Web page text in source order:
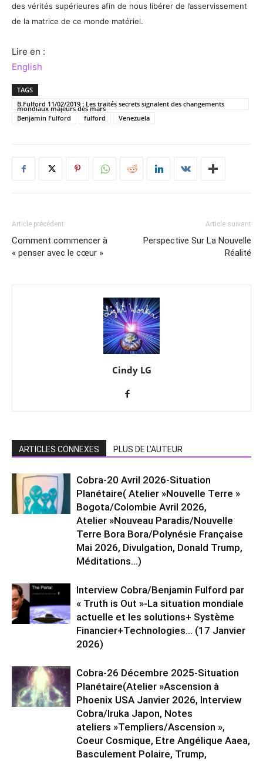
des vérités supérieures afin de nous libérer de l’asservissement
de la matrice de ce monde matériel.
Lire en :
English
TAGS
B.Fulford 11/02/2019 : Les traités secrets signalent des changements
mondiaux majeurs dès mars
Benjamin Fulford
fulford Venezuela
Article précédent
Comment commencer à
« penser avec le cœur »
Article suivant
Perspective Sur La Nouvelle
Réalité
Cindy LG
ARTICLES CONNEXES PLUS DE L'AUTEUR
Cobra-20 Avril 2026-Situation
Planétaire( Atelier »Nouvelle Terre »
Bogota/Colombie Avril 2026,
Atelier »Nouveau Paradis/Nouvelle
Terre Bora Bora/Polynésie Française
Mai 2026, Divulgation, Donald Trump,
Méditations…)
Interview Cobra/Benjamin Fulford par
« Truth is Out »-La situation mondiale
actuelle et les solutions+ Système
Financier+Technologies… (17 Janvier
2026)
Cobra-26 Décembre 2025-Situation
Planétaire(Atelier »Ascension à
Phoenix USA Janvier 2026, Interview
Cobra/Iruka Japon, Notes
ateliers »Templiers/Ascension »,
Coeur Cosmique, Etre Angélique Aaea,
Basculement Polaire, Trump,